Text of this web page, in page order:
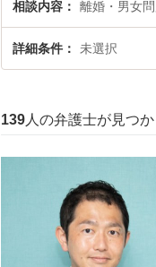
相談内容 離婚・男女
詳細条件 未選択
139 人の弁護士が見つ